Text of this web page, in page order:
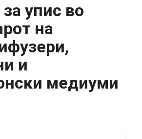
упис во
на
и
медиуми